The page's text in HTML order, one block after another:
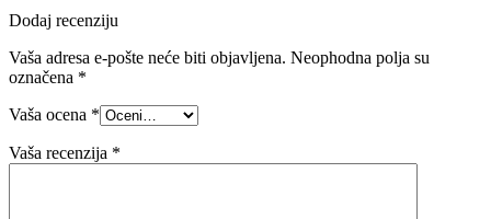
Dodaj recenziju
Vaša adresa e-pošte neće biti objavljena. Neophodna polja su
označena *
Vaša ocena *
Vaša recenzija *